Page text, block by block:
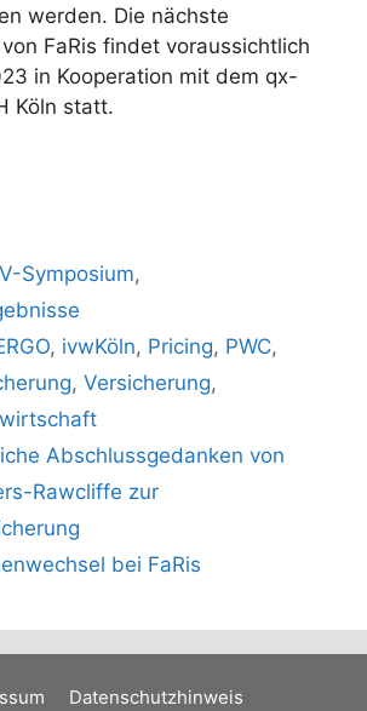
werden. Die nächste
FaRis findet voraussichtlich
in Kooperation mit dem qx-
Köln statt.
Symposium,
, ivwKöln, Pricing, PWC,
, Versicherung,
Abschlussgedanken von
Rawcliffe zur
bei FaRis
Datenschutzhinweis